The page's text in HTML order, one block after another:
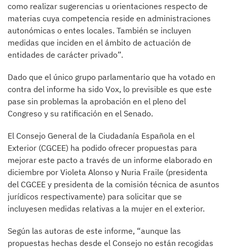
como realizar sugerencias u orientaciones respecto de
materias cuya competencia reside en administraciones
autonómicas o entes locales. También se incluyen
medidas que inciden en el ámbito de actuación de
entidades de carácter privado”.
Dado que el único grupo parlamentario que ha votado en
contra del informe ha sido Vox, lo previsible es que este
pase sin problemas la aprobación en el pleno del
Congreso y su ratificación en el Senado.
El Consejo General de la Ciudadanía Española en el
Exterior (CGCEE) ha podido ofrecer propuestas para
mejorar este pacto a través de un informe elaborado en
diciembre por Violeta Alonso y Nuria Fraile (presidenta
del CGCEE y presidenta de la comisión técnica de asuntos
jurídicos respectivamente) para solicitar que se
incluyesen medidas relativas a la mujer en el exterior.
Según las autoras de este informe, “aunque las
propuestas hechas desde el Consejo no están recogidas